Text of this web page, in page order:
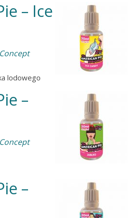
– Ice
lodowego
–
–